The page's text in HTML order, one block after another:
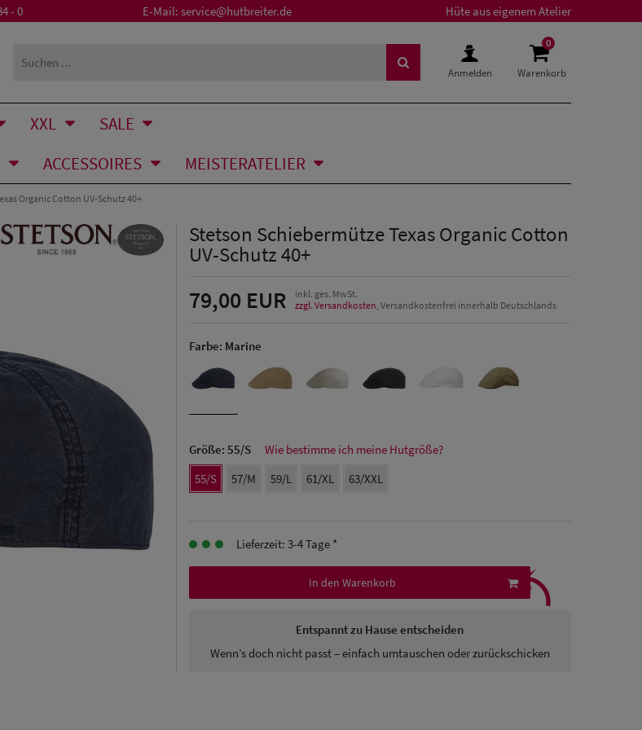
- 0 E-Mail: service@hutbreiter.de Hüte aus eigenem Atelier
Anmelden
0
Warenkorb
XXL
SALE
ACCESSOIRES MEISTERATELIER
Organic Cotton UV-Schutz 40+
Stetson Schiebermütze Texas Organic Cotton
UV-Schutz 40+
79,00 EUR
inkl. ges. MwSt.
zzgl. Versandkosten, Versandkostenfrei innerhalb Deutschlands
Farbe: Marine
Größe: 55/S
Wie bestimme ich meine Hutgröße?
55/S
57/M 59/L 61/XL 63/XXL
Lieferzeit: 3-4 Tage *
In den Warenkorb
Entspannt zu Hause entscheiden
Wenn’s doch nicht passt – einfach umtauschen oder zurückschicken
⤹